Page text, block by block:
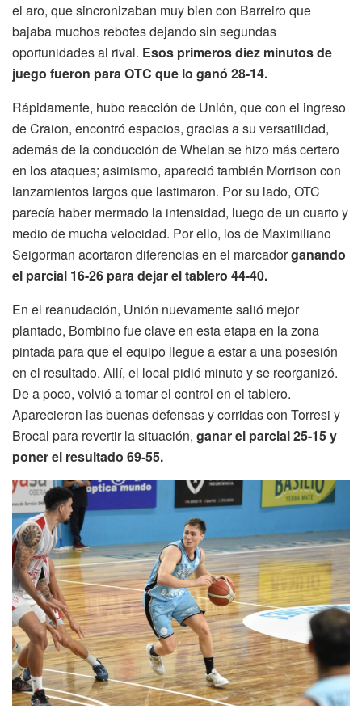
el aro, que sincronizaban muy bien con Barreiro que
bajaba muchos rebotes dejando sin segundas
oportunidades al rival. Esos primeros diez minutos de
juego fueron para OTC que lo ganó 28-14.
Rápidamente, hubo reacción de Unión, que con el ingreso
de Craion, encontró espacios, gracias a su versatilidad,
además de la conducción de Whelan se hizo más certero
en los ataques; asimismo, apareció también Morrison con
lanzamientos largos que lastimaron. Por su lado, OTC
parecía haber mermado la intensidad, luego de un cuarto y
medio de mucha velocidad. Por ello, los de Maximiliano
Seigorman acortaron diferencias en el marcadorganando
el parcial 16-26 para dejar el tablero 44-40.
En el reanudación, Unión nuevamente salió mejor
plantado, Bombino fue clave en esta etapa en la zona
pintada para que el equipo llegue a estar a una posesión
en el resultado. Allí, el local pidió minuto y se reorganizó.
De a poco, volvió a tomar el control en el tablero.
Aparecieron las buenas defensas y corridas con Torresi y
Brocal para revertir la situación, ganar el parcial 25-15 y
poner el resultado 69-55.